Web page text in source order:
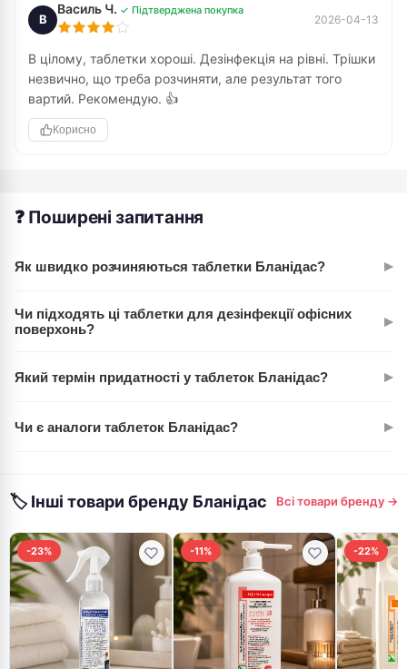
В
Василь Ч. ✓ Підтверджена покупка
2026-04-13
В цілому, таблетки хороші. Дезінфекція на рівні. Трішки
незвично, що треба розчиняти, але результат того
вартий. Рекомендую. 👍
Корисно
❓ Поширені запитання
Як швидко розчиняються таблетки Бланідас? ▸
створюючи готовий дезінфікуючий розчин.
Чи підходять ці таблетки для дезінфекції офісних
поверхонь?
▸
забезпечуючи гігієнічну чистоту в офісі.
Який термін придатності у таблеток Бланідас? ▸
таблетки в сухому місці.
Чи є аналоги таблеток Бланідас? ▸
🏷 Інші товари бренду Бланідас Всі товари бренду →
-23% -11% -22%